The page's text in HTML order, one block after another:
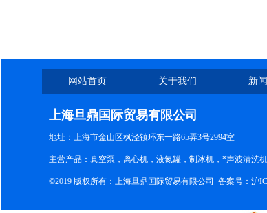
网站首页 关于我们 新
上海旦鼎国际贸易有限公司
地址：上海市金山区枫泾镇环东一路65弄3号2994室
主营产品：真空泵，离心机，液氮罐，制冰机，*声波清洗
©2019 版权所有：上海旦鼎国际贸易有限公司 备案号： 沪